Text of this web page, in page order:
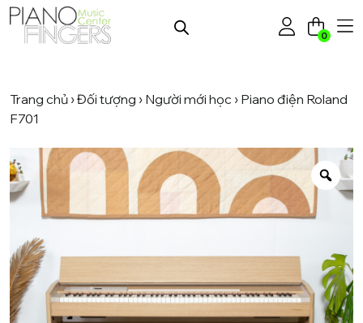
0
Trang chủ ›Đối tượng › Người mới học › Piano điện Roland
F701